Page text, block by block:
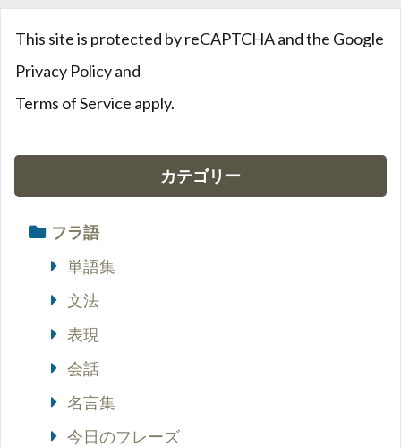
This site is protected by reCAPTCHA and the Google
Privacy Policyand
Terms of Service apply.
カテゴリー
フラ語
単語集
文法
表現
会話
名言集
今日のフレーズ